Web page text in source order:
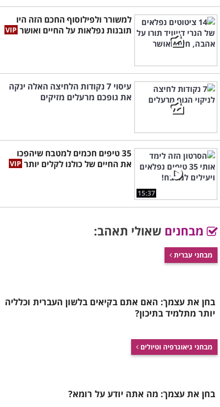
למשורר ולפילוסוף החכם הזה היו
תובנות נפלאות על החיים ואושר
עיסוי 7 נקודות הלחיצה האלה ינקה
את גופכם מרעלים מזיקים
15:37
35 טיפים חכמים למטבח שיהפכו
את החיים של כולנו לקלים יותר
מבחנים שאולי תאהב:
מבחני עברית
בחן את עצמך: האם אתם בקיאים בלשון העברית וכלליה
יותר מתלמיד בתיכון?
מבחני גיאוגרפיה וטיולים
בחן את עצמך: מה אתה יודע על רומא?